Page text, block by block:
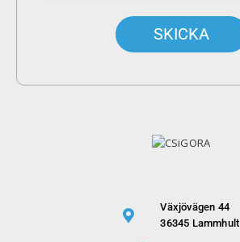
Växjövägen 44
36345 Lammhult